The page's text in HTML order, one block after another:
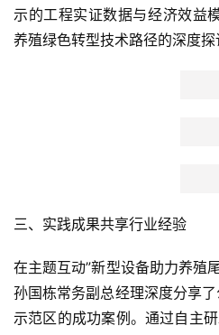
示的工程实证数据与经济效益
养殖绿色转型技术路径的深度探
三、实践成果共享行业经验
在主题互动”新型设备助力养殖
孙国栋常务副总经理深度分享
示范区的成功案例。通过自主